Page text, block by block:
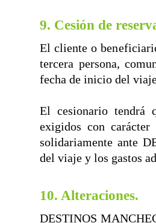
9. Cesión de
El cliente o
tercera persona,
fecha de inicio del
El cesionario tendrá
exigidos con
solidariamente ante
del viaje y los gastos
10. Alteraciones.
DESTINOS